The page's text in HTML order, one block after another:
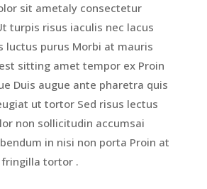
sit ametaly consectetur
turpis risus iaculis nec lacus
luctus purus Morbi at mauris
sitting amet tempor ex Proin
Duis augue ante pharetra quis
ut tortor Sed risus lectus
non sollicitudin accumsai
in nisi non porta Proin at
tortor .